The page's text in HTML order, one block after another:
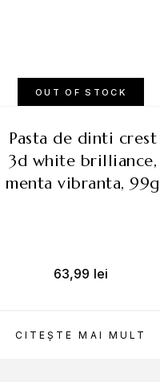
OUT OF STOCK
CITEȘTE MAI MULT
pasta de dinti crest
3d white brilliance,
menta vibranta, 99g
63,99 lei